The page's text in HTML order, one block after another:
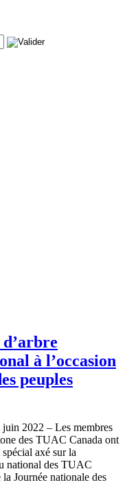
à l’occasion
peuples
2022 – Les membres
des TUAC Canada ont
axé sur la
national des TUAC
Journée nationale des